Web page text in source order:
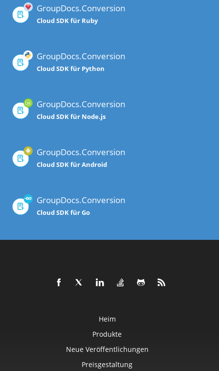
GroupDocs.Conversion
Cloud SDK für Ruby
GroupDocs.Conversion
Cloud SDK für Python
GroupDocs.Conversion
Cloud SDK für Node.js
GroupDocs.Conversion
Cloud SDK für Android
GroupDocs.Conversion
Cloud SDK für Go
Heim
Produkte
Neue Veröffentlichungen
Preisgestaltung